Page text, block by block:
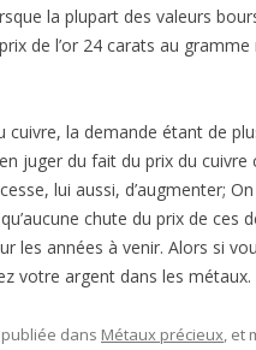
la plupart des valeurs
de l’or 24 carats au
cuivre, la demande étant de
juger du fait du prix du cuivre
lui aussi, d’augmenter;
chute du prix de ces
les années à venir. Alors si
votre argent dans les métaux.
dans Métaux précieux, et